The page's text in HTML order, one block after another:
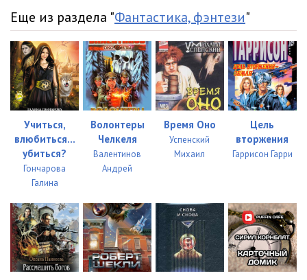
Еще из раздела "Фантастика, фэнтези"
Учиться,
влюбиться...
убиться?
Гончарова
Галина
Волонтеры
Челкеля
Валентинов
Андрей
Время Оно
Успенский
Михаил
Цель
вторжения
Гаррисон Гарри